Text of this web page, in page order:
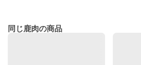
同じ鹿肉の商品